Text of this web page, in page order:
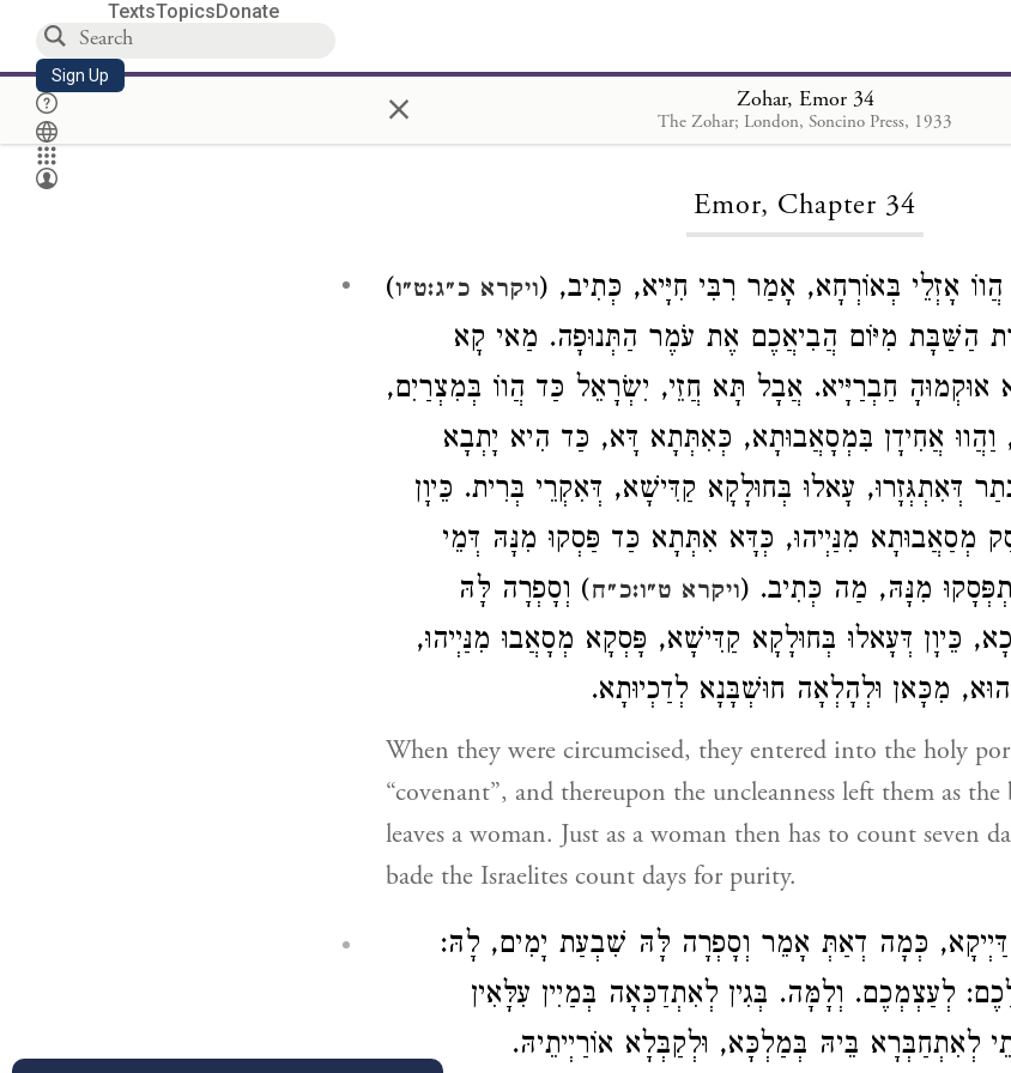
TextsTopicsDonate
Sign Up × Zohar, Emor 34
The Zohar; London, Soncino Press, 1933
Loading...
Emor, Chapter 34
הֲווֹ אָזְלֵי בְּאוֹרְחָא, אָמַר רִבִּי חִיָּיא, כְּתִיב, (ויקרא כ״ג:ט״ו)
הַשַּׁבָּת מִיּוֹם הֲבִיאֲכֶם אֶת עֹמֶר הַתְּנוּפָה. מַאי קָא
אוּקְמוּהָ חַבְרַיָּיא. אֲבָל תָּא חֲזֵי, יִשְׂרָאֵל כַּד הֲווֹ בְּמִצְרַיִם,
אֲחִידָן בִּמְסָאֲבוּתָא, כְּאִתְּתָא דָּא, כַּד הִיא יָתְבָא
דְּאִתְגְּזָרוּ, עָאלוּ בְּחוּלָקָא קַדִּישָׁא, דְּאִקְרֵי בְּרִית. כֵּיוָן
מְסַאֲבוּתָא מִנַּיְיהוּ, כְּדָּא אִתְּתָא כַּד פַּסְקוּ מִנָּהּ דְּמֵי
מִנָּהּ, מַה כְּתִיב. (ויקרא ט״ו:כ״ח) וְסָפְרָה לָּהּ
כֵּיוָן דְּעָאלוּ בְּחוּלָקָא קַדִּישָׁא, פָּסְקָא מְסָאֲבוּ מִנַּיְיהוּ,
מִכָּאן וּלְהָלְאָה חוּשְׁבָּנָא לְדַכְיוּתָא.
When they were circumcised, they entered into the holy
“covenant”, and thereupon the uncleanness left them as
leaves a woman. Just as a woman then has to count seven
bade the Israelites count days for purity.
כְּמָה דְאַתְּ אָמֵר וְסָפְרָה לָּהּ שִׁבְעַת יָמִים, לָהּ:
לְעַצְמְכֶם. וְלָמָּה. בְּגִין לְאִתְדַכְּאָה בְּמַיִין עִלָּאִין
לְאִתְחַבְּרָא בֵּיהּ בְּמַלְכָּא, וּלְקַבְּלָא אוֹרַיְיתֵיהּ.